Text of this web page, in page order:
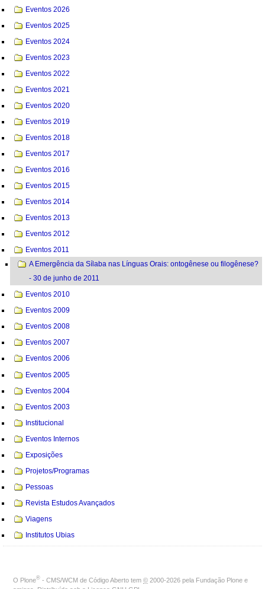
Eventos 2026
Eventos 2025
Eventos 2024
Eventos 2023
Eventos 2022
Eventos 2021
Eventos 2020
Eventos 2019
Eventos 2018
Eventos 2017
Eventos 2016
Eventos 2015
Eventos 2014
Eventos 2013
Eventos 2012
Eventos 2011
A Emergência da Sílaba nas Línguas Orais: ontogênese ou filogênese?
- 30 de junho de 2011
Eventos 2010
Eventos 2009
Eventos 2008
Eventos 2007
Eventos 2006
Eventos 2005
Eventos 2004
Eventos 2003
Institucional
Eventos Internos
Exposições
Projetos/Programas
Pessoas
Revista Estudos Avançados
Viagens
Institutos Ubias
O Plone® - CMS/WCM de Código Aberto tem © 2000-2026 pela Fundação Plone e